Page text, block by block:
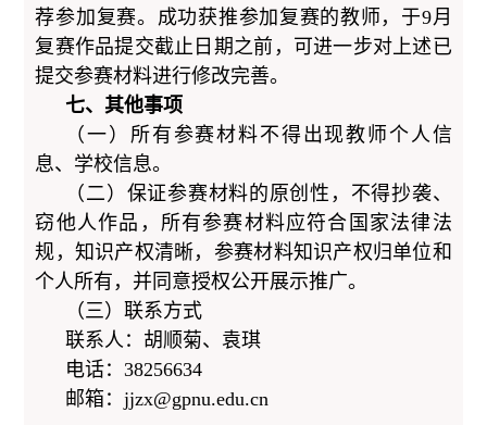
荐参加复赛。成功获推参加复赛的教师，于9月
复赛作品提交截止日期之前，可进一步对上述已
提交参赛材料进行修改完善。
七、其他事项
（一）所有参赛材料不得出现教师个人信
息、学校信息。
（二）保证参赛材料的原创性，不得抄袭、
窃他人作品，所有参赛材料应符合国家法律法
规，知识产权清晰，参赛材料知识产权归单位和
个人所有，并同意授权公开展示推广。
（三）联系方式
联系人：胡顺菊、袁琪
电话：38256634
邮箱：jjzx@gpnu.edu.cn